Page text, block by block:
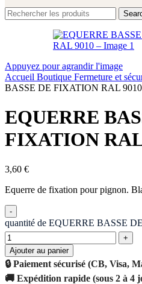
Appuyez pour agrandir l'image
Accueil Boutique Fermeture et
BASSE DE FIXATION RAL 9010
EQUERRE
FIXATION
3,60 €
Equerre de fixation pour pignon.
quantité de EQUERRE BASSE
Ajouter au panier
🔒 Paiement sécurisé (CB, Visa,
🚚 Expédition rapide (sous 2 à 4